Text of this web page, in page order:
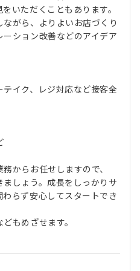
いただくこともあります。
がら、よりよいお店づくり
ション改善などのアイデア
テイク、レジ対応など接客全
からお任せしますので、
しょう。成長をしっかりサ
らず安心してスタートでき
もめざせます。